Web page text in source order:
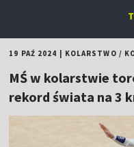
19 PAŹ 2024 KOLARSTWO /
MŚ w kolarstwie
rekord świata na 3